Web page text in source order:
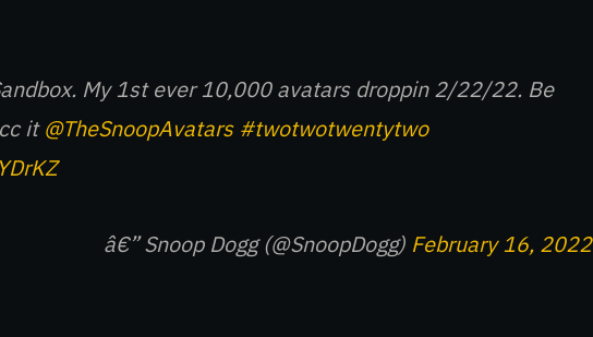
My 1st ever 10,000 avatars droppin 2/22/22. Be
it@TheSnoopAvatars #twotwotwentytwo
â€” Snoop Dogg (@SnoopDogg) February 16, 2022